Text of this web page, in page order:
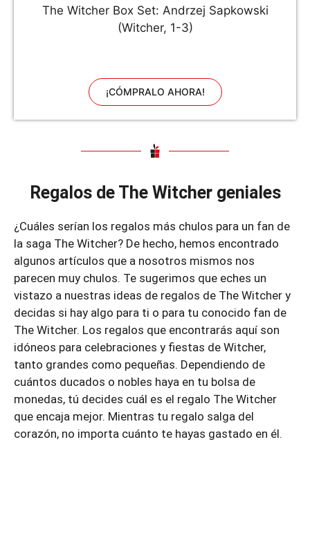
The Witcher Box Set: Andrzej Sapkowski
(Witcher, 1-3)
¡CÓMPRALO AHORA!
Regalos de The Witcher geniales
¿Cuáles serían los regalos más chulos para un fan de
la saga The Witcher? De hecho, hemos encontrado
algunos artículos que a nosotros mismos nos
parecen muy chulos. Te sugerimos que eches un
vistazo a nuestras ideas de regalos de The Witcher y
decidas si hay algo para ti o para tu conocido fan de
The Witcher. Los regalos que encontrarás aquí son
idóneos para celebraciones y fiestas de Witcher,
tanto grandes como pequeñas. Dependiendo de
cuántos ducados o nobles haya en tu bolsa de
monedas, tú decides cuál es el regalo The Witcher
que encaja mejor. Mientras tu regalo salga del
corazón, no importa cuánto te hayas gastado en él.